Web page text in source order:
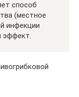
способ
(местное
инфекции
эффект.